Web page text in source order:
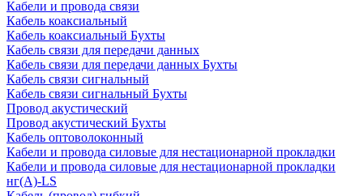
Кабели и провода связи
Кабель коаксиальный
Кабель коаксиальный Бухты
Кабель связи для передачи данных
Кабель связи для передачи данных Бухты
Кабель связи сигнальный
Кабель связи сигнальный Бухты
Провод акустический
Провод акустический Бухты
Кабель оптоволоконный
Кабели и провода силовые для нестационарной прокладки
Кабели и провода силовые для нестационарной прокладки
нг(А)-LS